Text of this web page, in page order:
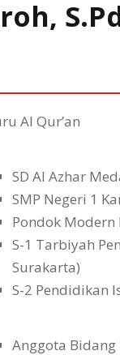
Al Qur’an
SD Al Azhar
SMP Negeri 1
Pondok
S-1 Tarbiyah
Surakarta)
S-2 Pendidikan
Anggota